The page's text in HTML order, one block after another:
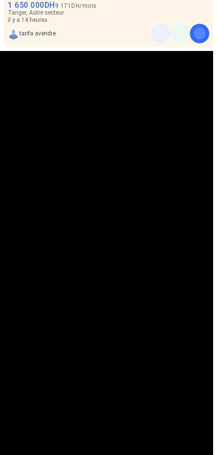
1 650 000DH 9 171 DH/mois
Tanger, Autre secteur
il y a 14 heures
tarifa avendre